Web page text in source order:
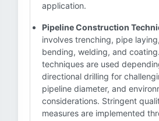
application.
Pipeline Construction
involves trenching, pipe
bending, welding, and
techniques are used
directional drilling for
pipeline diameter, and
considerations. Stringent
measures are implemented